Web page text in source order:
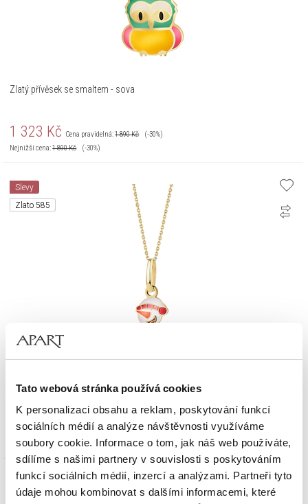
Tato webová stránka používá cookies
K personalizaci obsahu a reklam, poskytování funkcí
sociálních médií a analýze návštěvnosti využíváme
soubory cookie. Informace o tom, jak náš web používáte,
sdílíme s našimi partnery v souvislosti s poskytováním
funkcí sociálních médií, inzercí a analýzami. Partneři tyto
údaje mohou kombinovat s dalšími informacemi, které
Zlatý přívěsek se smaltem - sova
1 323 Kč Cena pravidelná:1 890Kč
(-30%)
Nejnižší cena:1 890Kč (-30%)
Slevy
Zlato 585
Zlatý přívěsek se smaltem - sněhulák
1 603 Kč Cena pravidelná: 2 290 Kč
(-30%)
Nejnižší cena:2 290Kč (-30%)